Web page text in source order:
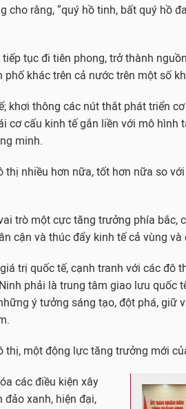
cho rằng, “quý hồ tinh, bất quý hồ
tục đi tiên phong, trở thành
khác trên cả nước trên một số
khơi thông các nút thắt phát triển
cơ cấu kinh tế gắn liền với mô hình
minh.
thị nhiều hơn nữa, tốt hơn nữa so
trò một cực tăng trưởng phía bắc,
cận và thúc đẩy kinh tế cả vùng và
trị quốc tế, cạnh tranh với các đô
phải là trung tâm giao lưu quốc
ý tưởng sáng tạo, đột phá, giữ
thị, một động lực tăng trưởng mới
các điều kiện xây
xanh, hiện đại,